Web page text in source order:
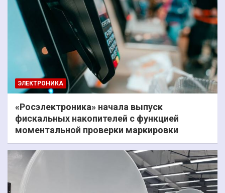
ЭЛЕКТРОНИКА
«Росэлектроника» начала выпуск
фискальных накопителей с функцией
моментальной проверки маркировки